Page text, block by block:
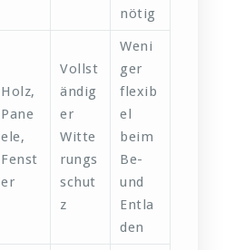
nötig
Holz,
Pane
ele,
Fenst
er
Vollst
ändig
er
Witte
rungs
schut
z
Weni
ger
flexib
el
beim
Be-
und
Entla
den